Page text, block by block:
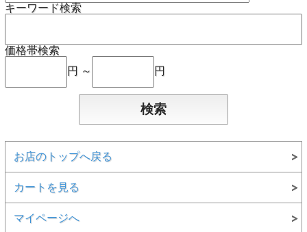
キーワード検索
価格帯検索
円 ～
円
お店のトップへ戻る
カートを見る
マイページへ